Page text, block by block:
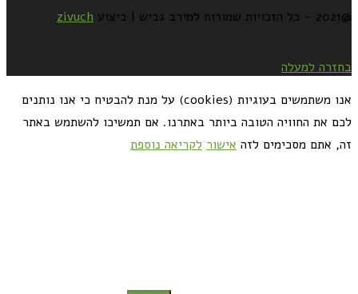
@2021 - כל הזכויות שמורות למירב גביש | ביצוע zivuch
בחזרה למעלה
אנו משתמשים בעוגיות (cookies) על מנת להבטיח כי אנו נותנים
לכם את החוויה הטובה ביותר באתרנו. אם תמשיכו להשתמש באתר
זה, אתם מסכימים לזה אישור לקריאה נוספת